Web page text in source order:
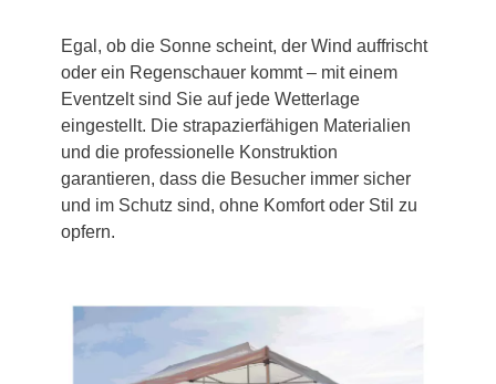
Egal, ob die Sonne scheint, der Wind auffrischt
oder ein Regenschauer kommt – mit einem
Eventzelt sind Sie auf jede Wetterlage
eingestellt. Die strapazierfähigen Materialien
und die professionelle Konstruktion
garantieren, dass die Besucher immer sicher
und im Schutz sind, ohne Komfort oder Stil zu
opfern.